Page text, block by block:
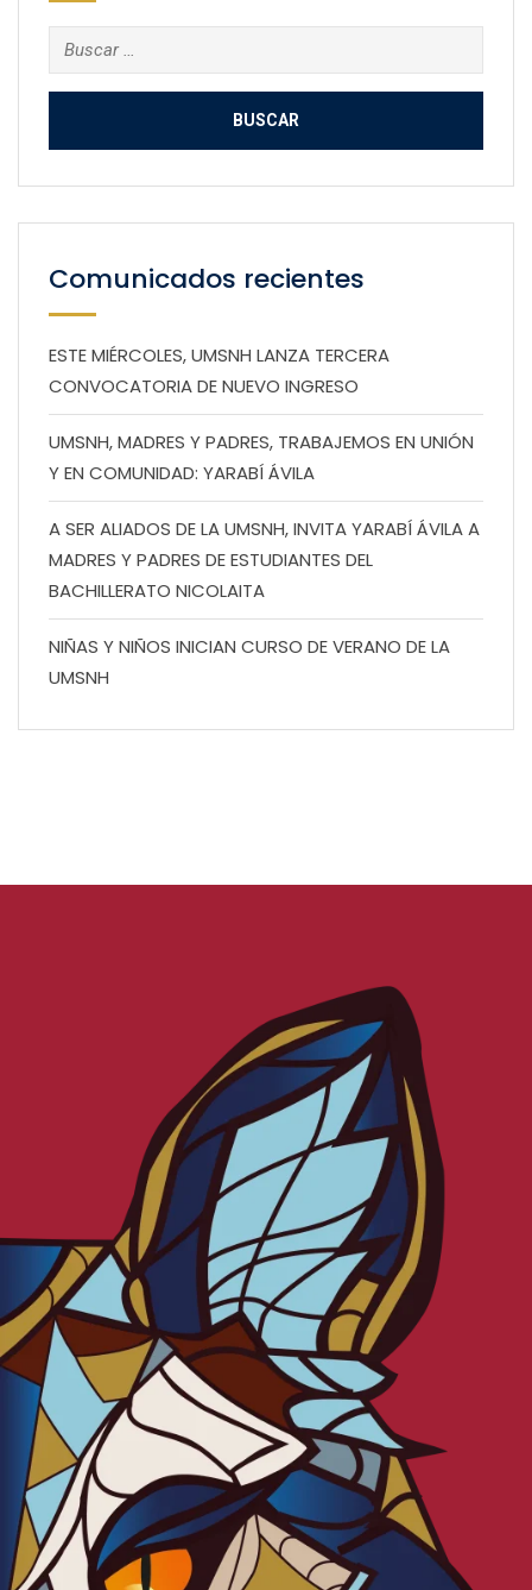
Buscar:
Comunicados recientes
ESTE MIÉRCOLES, UMSNH LANZA TERCERA
CONVOCATORIA DE NUEVO INGRESO
UMSNH, MADRES Y PADRES, TRABAJEMOS EN UNIÓN
Y EN COMUNIDAD: YARABÍ ÁVILA
A SER ALIADOS DE LA UMSNH, INVITA YARABÍ ÁVILA A
MADRES Y PADRES DE ESTUDIANTES DEL
BACHILLERATO NICOLAITA
NIÑAS Y NIÑOS INICIAN CURSO DE VERANO DE LA
UMSNH